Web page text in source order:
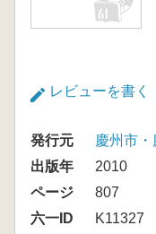
レビューを書く
発行元
慶州市
出版年
2010
ページ
807
六一ID
K11327